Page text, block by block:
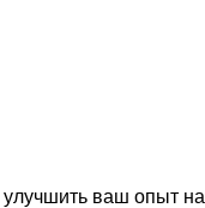
ваш опыт на